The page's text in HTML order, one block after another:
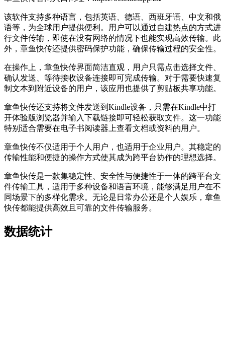
该软件支持多种语言，包括英语、德语、西班牙语、中文和俄
语等，为全球用户提供便利。用户可以通过自建热点的方式进
行文件传输，即使在没有网络的情况下也能实现高效传输。此
外，章鱼快传还提供密码保护功能，确保传输过程的安全性。
在操作上，章鱼快传界面简洁直观，用户只需点击选择文件、
确认发送、等待接收设备连接即可完成传输。对于需要快速复
制文本到附近设备的用户，该应用也提供了剪贴板共享功能。
章鱼快传还支持将文件发送到Kindle设备，只需在Kindle中打
开体验版浏览器并输入下载链接即可轻松获取文件。这一功能
特别适合需要在电子书阅读器上查看文档或资料的用户。
章鱼快传不仅适用于个人用户，也适用于企业用户。其稳定的
传输性能和便捷的操作方式使其成为跨平台协作的理想选择。
章鱼快传是一款集稳定性、安全性与便捷性于一体的跨平台文
件传输工具，适用于多种设备和语言环境，能够满足用户在不
同场景下的多样化需求。无论是日常办公还是个人娱乐，章鱼
快传都能提供高效且可靠的文件传输服务。
数据统计